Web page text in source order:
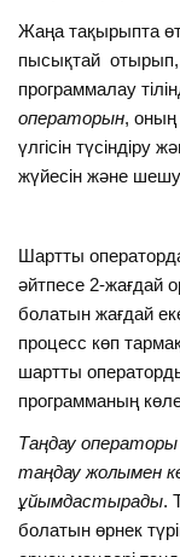
Жаңа тақырыпта
пысықтай отырып,
программалау
операторын, оның
үлгісін түсіндіру
жүйесін және шешу
Шартты
әйтпесе 2-жағдай
болатын жағдай
процесс көп
шартты
программаның
Таңдау операторы
таңдау жолымен
ұйымдастырады.
болатын өрнек